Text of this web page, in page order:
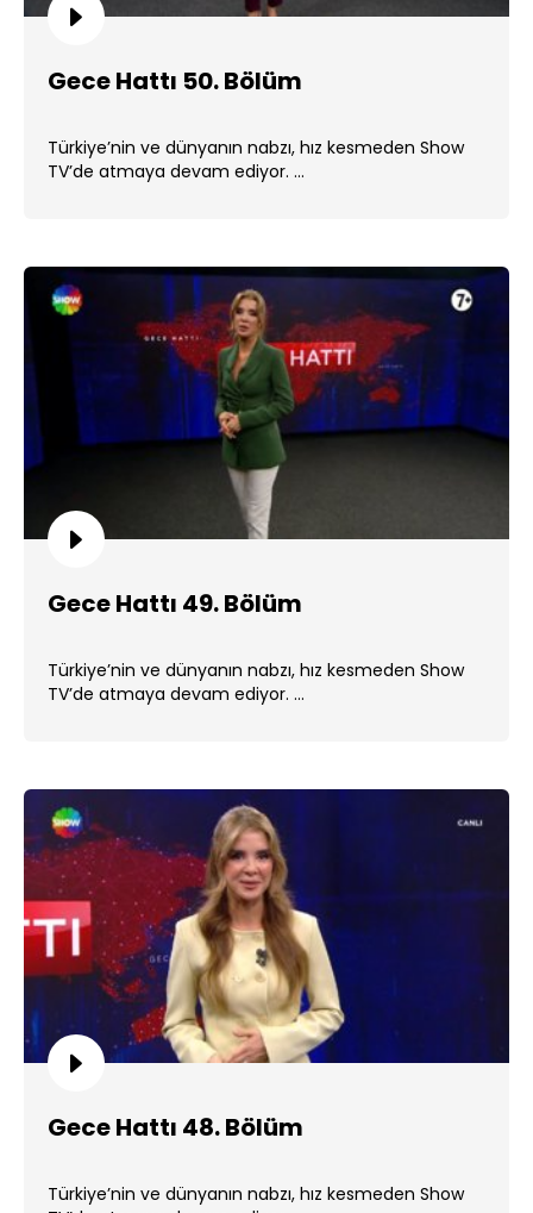
Gece Hattı 50. Bölüm
Türkiye’nin ve dünyanın nabzı, hız kesmeden Show
TV’de atmaya devam ediyor. ...
Gece Hattı 49. Bölüm
Türkiye’nin ve dünyanın nabzı, hız kesmeden Show
TV’de atmaya devam ediyor. ...
Gece Hattı 48. Bölüm
Türkiye’nin ve dünyanın nabzı, hız kesmeden Show